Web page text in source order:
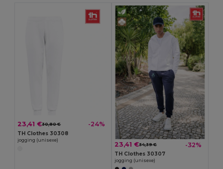
23,41 €30,80 € -24%
TH Clothes 30308
jogging (unisexe)
23,41 €34,39 € -32%
TH Clothes 30307
jogging (unisexe)